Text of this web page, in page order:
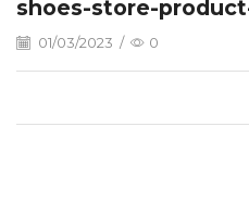
shoes-store-
01/03/2023 / 0